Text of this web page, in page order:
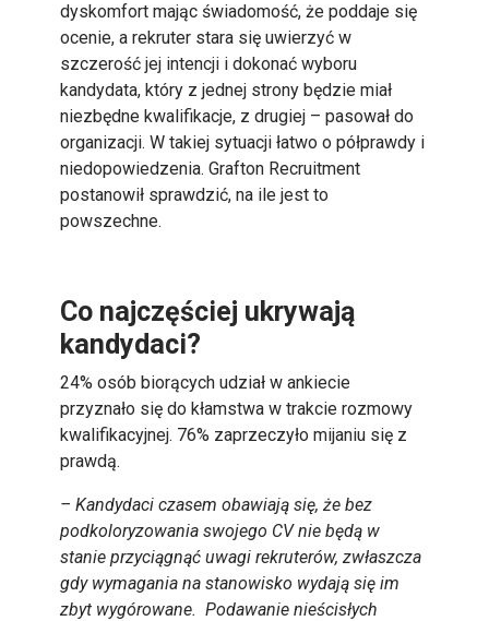
dyskomfort mając świadomość, że poddaje się
ocenie, a rekruter stara się uwierzyć w
szczerość jej intencji i dokonać wyboru
kandydata, który z jednej strony będzie miał
niezbędne kwalifikacje, z drugiej – pasował do
organizacji. W takiej sytuacji łatwo o półprawdy i
niedopowiedzenia. Grafton Recruitment
postanowił sprawdzić, na ile jest to
powszechne.
Co najczęściej ukrywają
kandydaci?
24% osób biorących udział w ankiecie
przyznało się do kłamstwa w trakcie rozmowy
kwalifikacyjnej. 76% zaprzeczyło mijaniu się z
prawdą.
– Kandydaci czasem obawiają się, że bez
podkoloryzowania swojego CV nie będą w
stanie przyciągnąć uwagi rekruterów, zwłaszcza
gdy wymagania na stanowisko wydają się im
zbyt wygórowane. Podawanie nieścisłych